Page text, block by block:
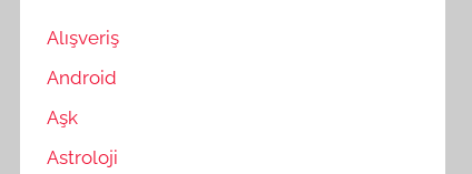
Alışveriş
Android
Aşk
Astroloji